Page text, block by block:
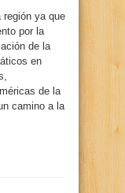
región ya que
por la
de la
en
de la
camino a la